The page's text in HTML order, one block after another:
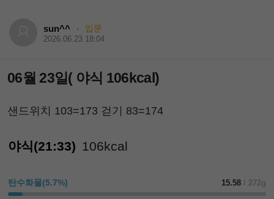
sun^^ · 입문
2026.06.23 18:04
06월 23일( 야식 106kcal)
샌드위치 103=173 걷기 83=174
야식(21:33) 106kcal
탄수화물(5.7%) 15.58 / 272g